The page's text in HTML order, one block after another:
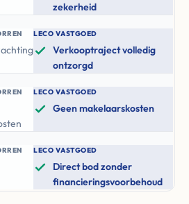
zekerheid
LECO VASTGOED
Verkooptraject volledig
ontzorgd
LECO VASTGOED
Geen makelaarskosten
LECO VASTGOED
Direct bod zonder
financieringsvoorbehoud